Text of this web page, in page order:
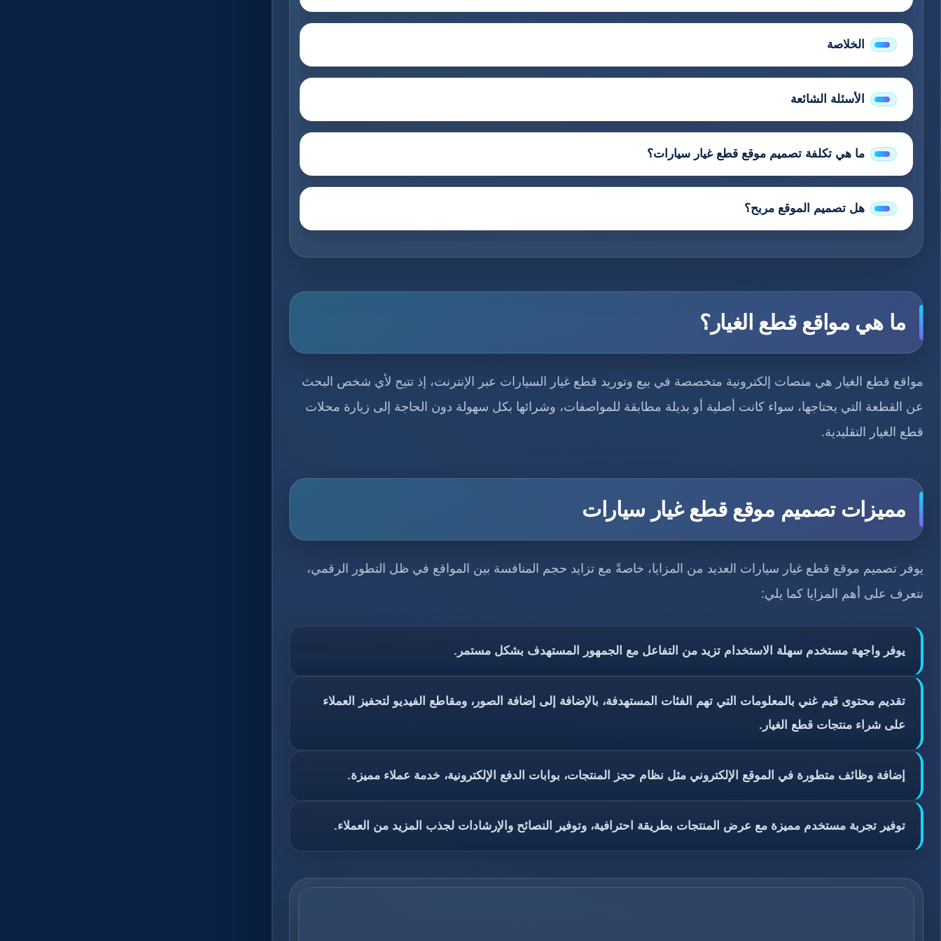
الخلاصة
الأسئلة الشائعة
ما هي تكلفة تصميم موقع قطع غيار سيارات؟
هل تصميم الموقع مربح؟
ما هي مواقع قطع الغيار؟
مواقع قطع الغيار هي منصات إلكترونية متخصصة في بيع وتوريد قطع غيار السيارات عبر الإنترنت، إذ تتيح لأي شخص البحث
عن القطعة التي يحتاجها، سواء كانت أصلية أو بديلة مطابقة للمواصفات، وشرائها بكل سهولة دون الحاجة إلى زيارة محلات
قطع الغيار التقليدية.
مميزات تصميم موقع قطع غيار سيارات
يوفر تصميم موقع قطع غيار سيارات العديد من المزايا، خاصةً مع تزايد حجم المنافسة بين المواقع في ظل التطور الرقمي،
نتعرف على أهم المزايا كما يلي:
يوفر واجهة مستخدم سهلة الاستخدام تزيد من التفاعل مع الجمهور المستهدف بشكل مستمر.
تقديم محتوى قيم غني بالمعلومات التي تهم الفئات المستهدفة، بالإضافة إلى إضافة الصور، ومقاطع الفيديو لتحفيز العملاء
على شراء منتجات قطع الغيار.
إضافة وظائف متطورة في الموقع الإلكتروني مثل نظام حجز المنتجات، بوابات الدفع الإلكترونية، خدمة عملاء مميزة.
توفير تجربة مستخدم مميزة مع عرض المنتجات بطريقة احترافية، وتوفير النصائح والإرشادات لجذب المزيد من العملاء.